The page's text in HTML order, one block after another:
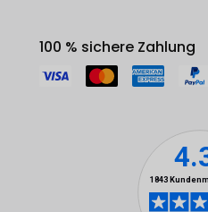
100 % sichere Zahlung